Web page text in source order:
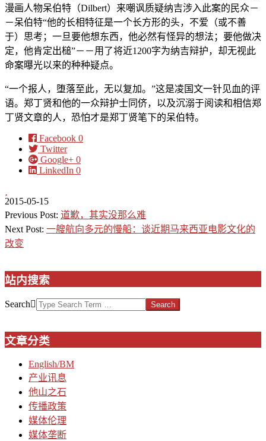
漫画人物呆伯特（Dilbert）来嘲讽质疑纳吉涉入此案的民众－
－呆伯特“他的长相特征是一个长方形的头，不爱（或不善
于）思考；一旦要他想东西，他必然有怪异的想法；要他做决
定，他肯定出槌”－－用了将近1200字为纳吉辩护，却无视此
命案曝光以来的种种疑点。
“一个报人，堕落至此，无以复加。”这是凌国文一针见血的评
语。郑丁贤和他的一众辩护士同侪，以及沉溺于阅读和相信郑
丁贤文章的人，恐怕才是郑丁贤笔下的呆伯特。
Facebook 0
Twitter
Google+ 0
LinkedIn 0
2015-05-15
Previous Post: 道歉，其实没那么难
Next Post: 一艘航向多元的慢船：谈近期马来西亚电影文化的
改变
站内搜索
Search
文章分类
English/BM
产业讯息
他山之石
传播政策
媒体伦理
媒体垄断